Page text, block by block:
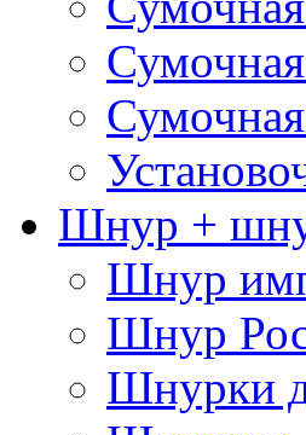
Шнур +
Шнур
Шнур
Шнурки